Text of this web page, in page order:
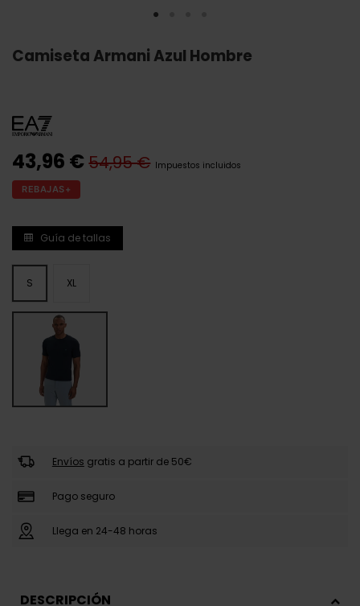
Camiseta Armani Azul Hombre
43,96 €54,95 € Impuestos incluidos
REBAJAS+
Guía de tallas
S XL
Envíos gratis a partir de 50€
Pago seguro
Llega en 24-48 horas
DESCRIPCIÓN